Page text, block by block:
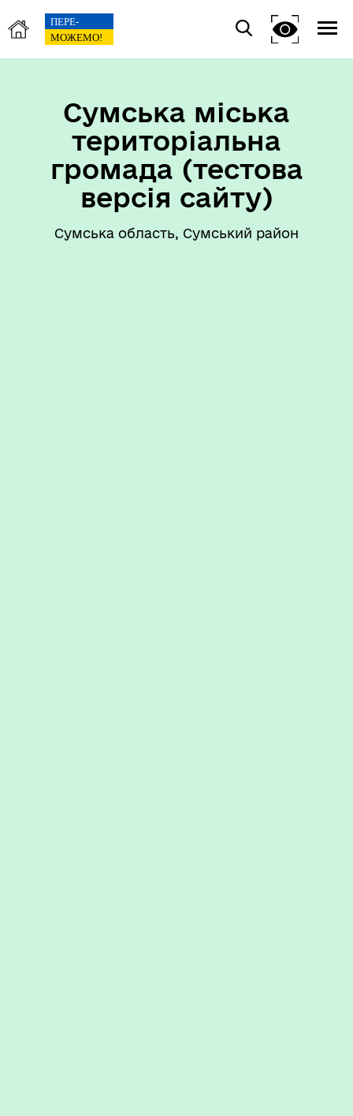
Сумська міська
територіальна
громада (тестова
версія сайту)
Сумська область, Сумський район